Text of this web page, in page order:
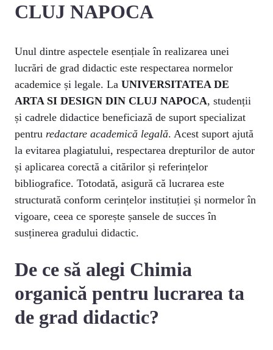
CLUJ NAPOCA
Unul dintre aspectele esențiale în realizarea unei
lucrări de grad didactic este respectarea normelor
academice și legale. La UNIVERSITATEA DE
ARTA SI DESIGN DIN CLUJ NAPOCA, studenții
și cadrele didactice beneficiază de suport specializat
pentru redactare academică legală. Acest suport ajută
la evitarea plagiatului, respectarea drepturilor de autor
și aplicarea corectă a citărilor și referințelor
bibliografice. Totodată, asigură că lucrarea este
structurată conform cerințelor instituției și normelor în
vigoare, ceea ce sporește șansele de succes în
susținerea gradului didactic.
De ce să alegi Chimia
organică pentru lucrarea ta
de grad didactic?